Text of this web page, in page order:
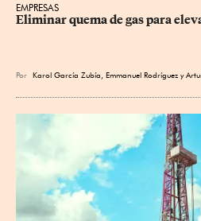
EMPRESAS
Eliminar quema de gas para
Por Karol García Zubía Emmanuel Rodríguez y